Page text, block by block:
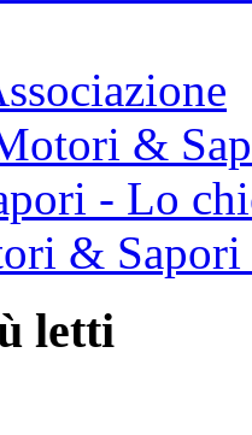
&
- Lo
& Sapori
letti